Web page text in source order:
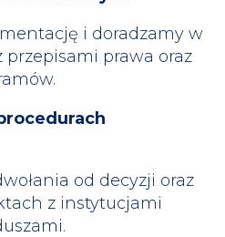
i doradzamy w
przepisami prawa oraz
od decyzji oraz
z instytucjami